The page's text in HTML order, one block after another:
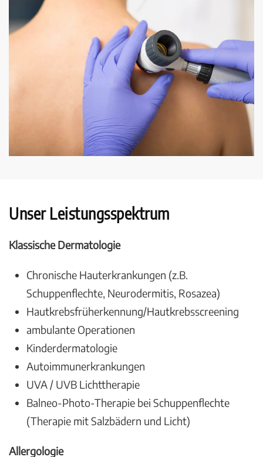
Unser Leistungsspektrum
Klassische Dermatologie
Chronische Hauterkrankungen (z.B.
Schuppenflechte, Neurodermitis, Rosazea)
Hautkrebsfrüherkennung/Hautkrebsscreening
ambulante Operationen
Kinderdermatologie
Autoimmunerkrankungen
UVA / UVB Lichttherapie
Balneo-Photo-Therapie bei Schuppenflechte
(Therapie mit Salzbädern und Licht)
Allergologie